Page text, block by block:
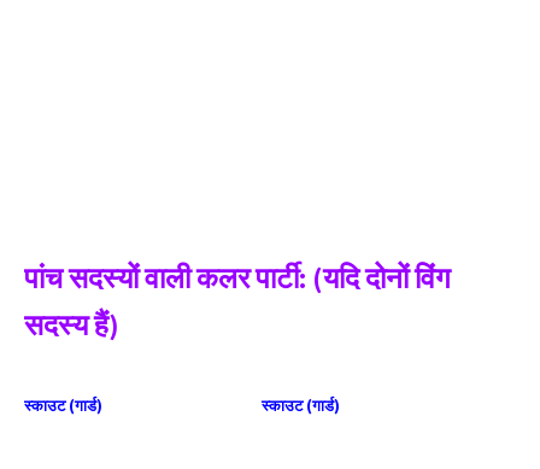
पांच सदस्यों वाली कलर पार्टी: (यदि दोनों विंग
सदस्य हैं)
स्काउट (गार्ड) स्काउट (गार्ड)